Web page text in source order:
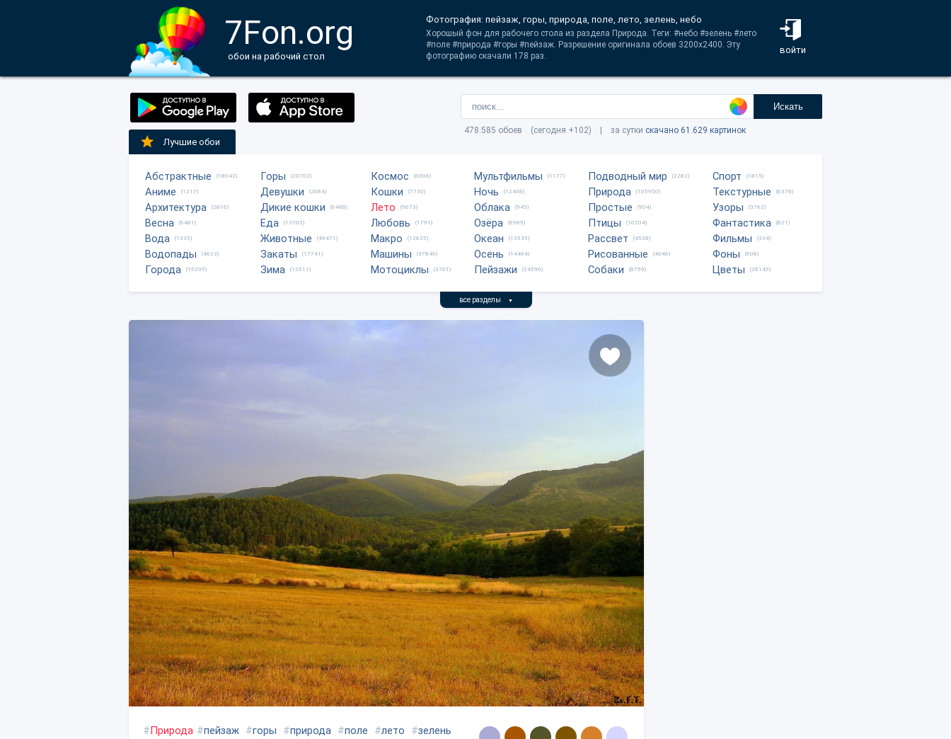
7Fon.org
обои на рабочий стол
войти
Фотография: пейзаж, горы, природа, поле, лето, зелень, небо
Хорошый фон для рабочего стола из раздела Природа. Теги: #небо #зелень #лето
#поле #природа #горы #пейзаж. Разрешение оригинала обоев 3200x2400. Эту
фотографию скачали 178 раз.
Искать
478.585 обоев (сегодня +102) | за сутки скачано 61.629 картинок
Лучшие обои
Абстрактные (18042)
Аниме (1217)
Архитектура (2816)
Весна (6481)
Вода (1335)
Водопады (4623)
Города (15295)
Горы (20702)
Девушки (2684)
Дикие кошки (6488)
Еда (13705)
Животные (49471)
Закаты (17741)
Зима (13511)
Космос (6006)
Кошки (7730)
Лето (9673)
Любовь (1791)
Макро (12625)
Машины (37846)
Мотоциклы (3701)
Мультфильмы (1177)
Ночь (12408)
Облака (945)
Озёра (6989)
Океан (13539)
Осень (14464)
Пейзажи (24590)
Подводный мир (2282)
Природа (105950)
Простые (904)
Птицы (10204)
Рассвет (4538)
Рисованные (4046)
Собаки (8759)
Спорт (1815)
Текстурные (6378)
Узоры (3762)
Фантастика (821)
Фильмы (334)
Фоны (608)
Цветы (28145)
все разделы ▼
#Природа #пейзаж #горы #природа #поле #лето #зелень